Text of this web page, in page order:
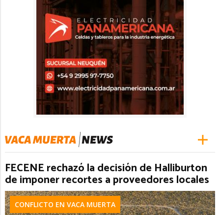
FECENE rechazó la decisión de Halliburton
de imponer recortes a proveedores locales
CONFLICTO EN VACA MUERTA